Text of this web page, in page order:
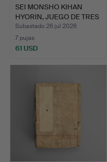
SEI MONSHO KIHAN
HYORIN, JUEGO DE TRES
VOL…
Subastado 26 jul 2026
7 pujas
61 USD